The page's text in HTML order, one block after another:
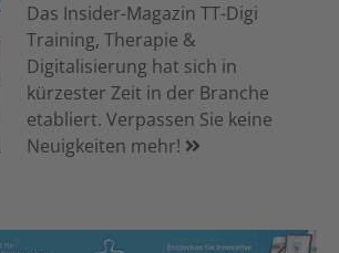
Das Insider-Magazin TT-Digi
Training, Therapie &
Digitalisierung hat sich in
kürzester Zeit in der Branche
etabliert. Verpassen Sie keine
Neuigkeiten mehr!